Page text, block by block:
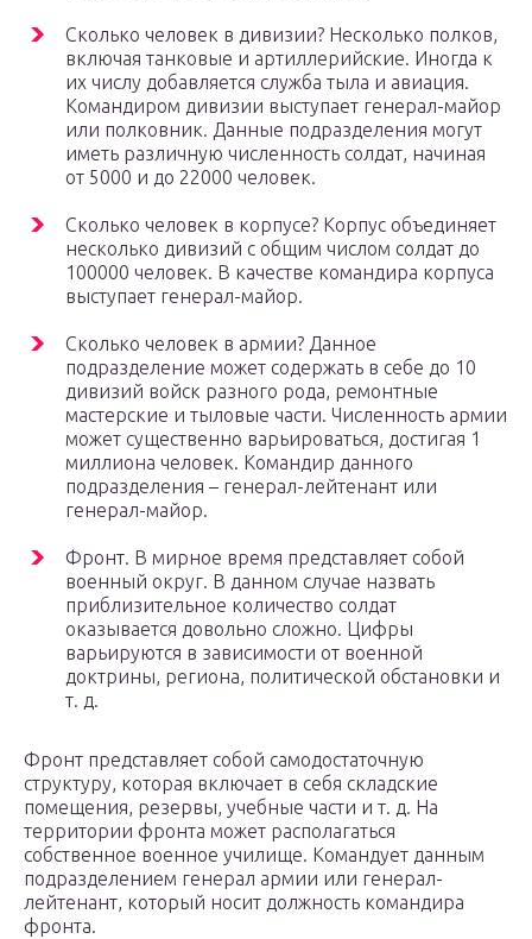
Сколько человек в дивизии? Несколько полков,
включая танковые и артиллерийские. Иногда к
их числу добавляется служба тыла и авиация.
Командиром дивизии выступает генерал-майор
или полковник. Данные подразделения могут
иметь различную численность солдат, начиная
от 5000 и до 22000 человек.
Сколько человек в корпусе? Корпус объединяет
несколько дивизий с общим числом солдат до
100000 человек. В качестве командира корпуса
выступает генерал-майор.
Сколько человек в армии? Данное
подразделение может содержать в себе до 10
дивизий войск разного рода, ремонтные
мастерские и тыловые части. Численность армии
может существенно варьироваться, достигая 1
миллиона человек. Командир данного
подразделения – генерал-лейтенант или
генерал-майор.
Фронт. В мирное время представляет собой
военный округ. В данном случае назвать
приблизительное количество солдат
оказывается довольно сложно. Цифры
варьируются в зависимости от военной
доктрины, региона, политической обстановки и
т. д.
Фронт представляет собой самодостаточную
структуру, которая включает в себя складские
помещения, резервы, учебные части и т. д. На
территории фронта может располагаться
собственное военное училище. Командует данным
подразделением генерал армии или генерал-
лейтенант, который носит должность командира
фронта.